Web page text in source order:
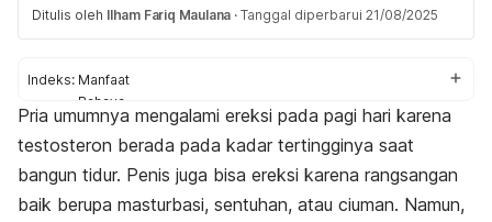
Ditulis oleh Ilham Fariq Maulana · Tanggal diperbarui 21/08/2025
Indeks: Manfaat
Bahaya
Pria umumnya mengalami ereksi pada pagi hari karena
testosteron berada pada kadar tertingginya saat
bangun tidur. Penis juga bisa ereksi karena rangsangan
baik berupa masturbasi, sentuhan, atau ciuman. Namun,